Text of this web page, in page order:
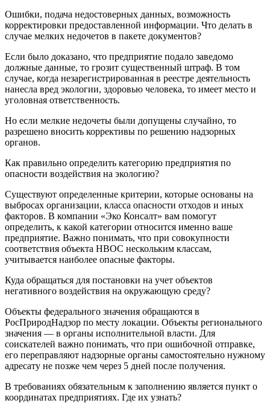
Ошибки, подача недостоверных данных, возможность
корректировки предоставленной информации. Что делать в
случае мелких недочетов в пакете документов?
Если было доказано, что предприятие подало заведомо
должные данные, то грозит существенный штраф. В том
случае, когда незарегистрированная в реестре деятельность
нанесла вред экологии, здоровью человека, то имеет место и
уголовная ответственность.
Но если мелкие недочеты были допущены случайно, то
разрешено вносить коррективы по решению надзорных
органов.
Как правильно определить категорию предприятия по
опасности воздействия на экологию?
Существуют определенные критерии, которые основаны на
выбросах организации, класса опасности отходов и иных
факторов. В компании «Эко Консалт» вам помогут
определить, к какой категории относится именно ваше
предприятие. Важно понимать, что при совокупности
соответствия объекта НВОС нескольким классам,
учитывается наиболее опасные факторы.
Куда обращаться для постановки на учет объектов
негативного воздействия на окружающую среду?
Объекты федерального значения обращаются в
РосПриродНадзор по месту локации. Объекты регионального
значения — в органы исполнительной власти. Для
соискателей важно понимать, что при ошибочной отправке,
его переправляют надзорные органы самостоятельно нужному
адресату не позже чем через 5 дней после получения.
В требованиях обязательным к заполнению является пункт о
координатах предприятиях. Где их узнать?